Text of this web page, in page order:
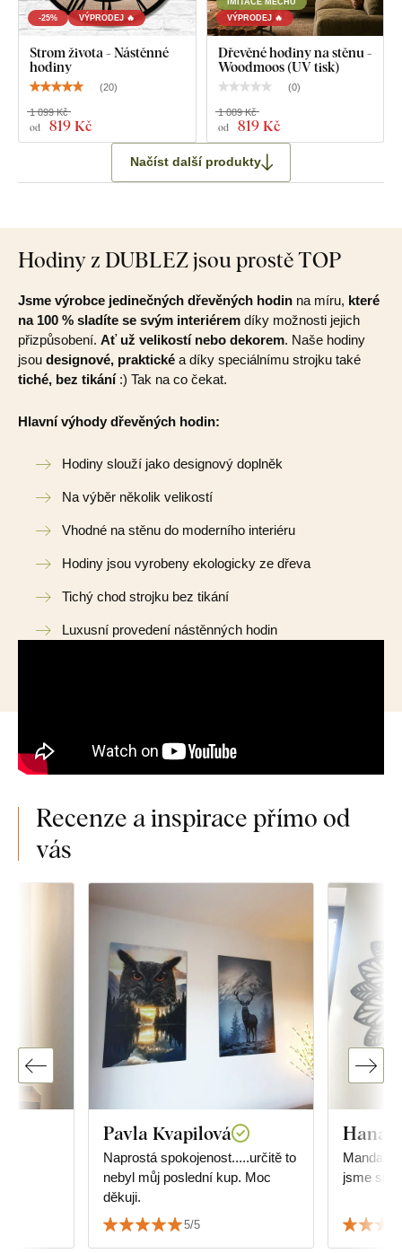
-25% VÝPRODEJ 🔥
Strom života - Nástěnné
hodiny
(20)
od 819 Kč
1 099 Kč
VÝPRODEJ 🔥
Dřevěné hodiny na stěnu -
Woodmoos (UV tisk)
(0)
od 819 Kč
1 089 Kč
Načíst další produkty
Hodiny z DUBLEZ jsou prostě TOP
Jsme výrobce jedinečných dřevěných hodin na míru, které
na 100 % sladíte se svým interiérem díky možnosti jejich
přizpůsobení. Ať už velikostí nebo dekorem. Naše hodiny
jsou designové, praktické a díky speciálnímu strojku také
tiché, bez tikání:) Tak na co čekat.
Hlavní výhody dřevěných hodin:
Hodiny slouží jako designový doplněk
Na výběr několik velikostí
Vhodné na stěnu do moderního interiéru
Hodiny jsou vyrobeny ekologicky ze dřeva
Tichý chod strojku bez tikání
Luxusní provedení nástěnných hodin
Recenze a inspirace přímo od
vás
Pavla Kvapilová
Naprostá spokojenost.....určitě to
nebyl můj poslední kup. Moc
děkuji.
5/5
Hana
Mandala
jsme